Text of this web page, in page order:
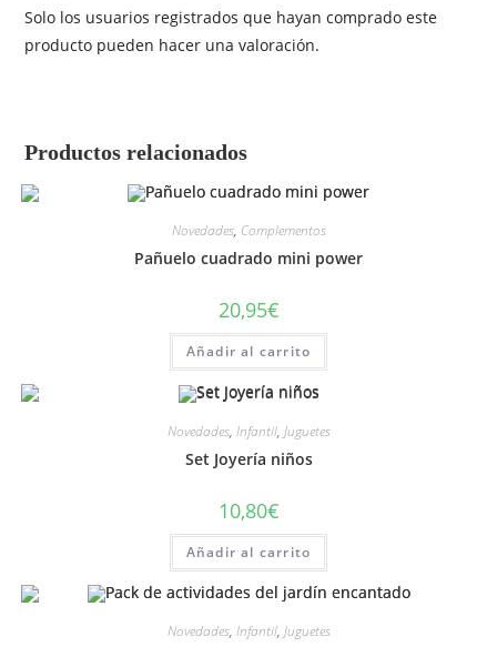
Solo los usuarios registrados que hayan comprado este
producto pueden hacer una valoración.
Productos relacionados
Novedades, Complementos
Pañuelo cuadrado mini power
20,95€
Añadir al carrito
Novedades, Infantil, Juguetes
Set Joyería niños
10,80€
Añadir al carrito
Novedades, Infantil, Juguetes